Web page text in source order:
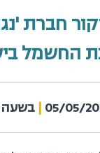
חברת
החשמל
| בשעה 16:30